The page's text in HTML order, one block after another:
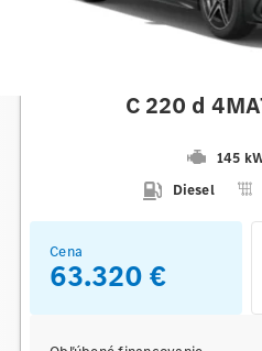
C 220 d
145
Diesel
Cena
63.320 €